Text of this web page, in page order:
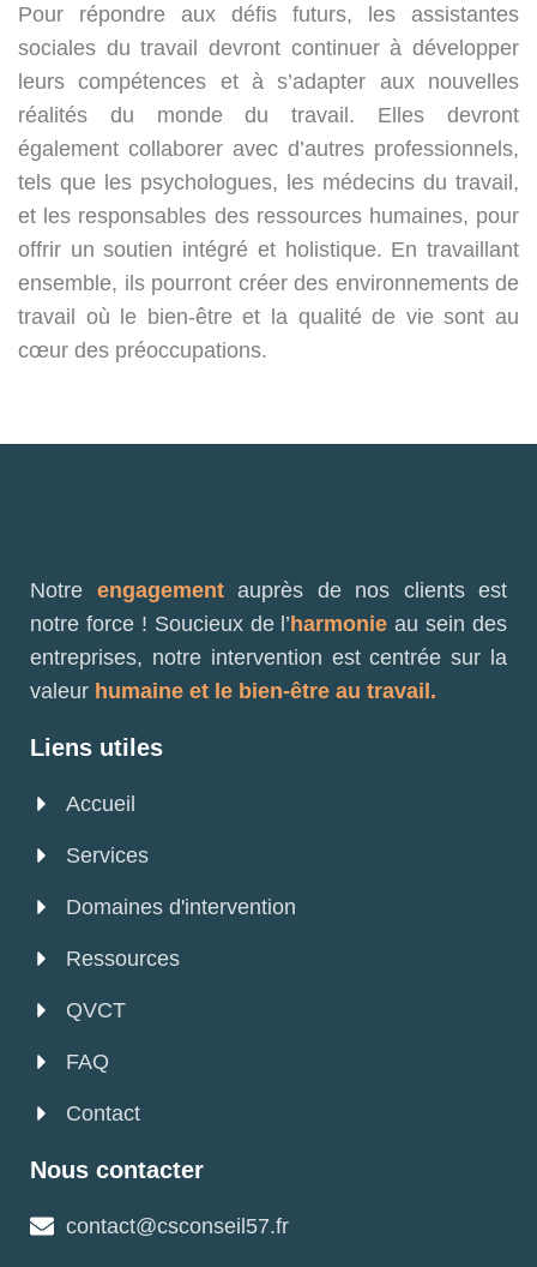
Pour répondre aux défis futurs, les assistantes
sociales du travail devront continuer à développer
leurs compétences et à s’adapter aux nouvelles
réalités du monde du travail. Elles devront
également collaborer avec d’autres professionnels,
tels que les psychologues, les médecins du travail,
et les responsables des ressources humaines, pour
offrir un soutien intégré et holistique. En travaillant
ensemble, ils pourront créer des environnements de
travail où le bien-être et la qualité de vie sont au
cœur des préoccupations.
Notre engagementauprès de nos clients est
notre force ! Soucieux de l’harmonie au sein des
entreprises, notre intervention est centrée sur la
valeur humaine et le bien-être au travail.
Liens utiles
Accueil
Services
Domaines d'intervention
Ressources
QVCT
FAQ
Contact
Nous contacter
contact@csconseil57.fr